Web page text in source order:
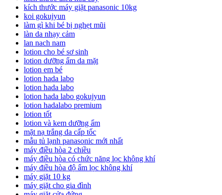
kích thước máy giặt panasonic 10kg
koi gokujyun
làm gì khi bé bị nghẹt mũi
làn da nhạy cảm
lan nach nam
lotion cho bé sơ sinh
lotion dưỡng ẩm da mặt
lotion em bé
lotion hada labo
lotion hada labo
lotion hada labo gokujyun
lotion hadalabo premium
lotion tốt
lotion và kem dưỡng ẩm
mặt nạ trắng da cấp tốc
mẫu tủ lạnh panasonic mới nhất
máy điều hòa 2 chiều
máy điều hòa có chức năng lọc không khí
máy điều hòa độ ẩm lọc không khí
máy giặt 10 kg
máy giặt cho gia đình